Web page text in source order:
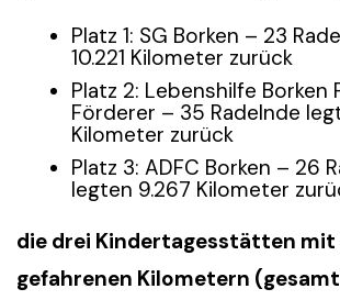
Platz 1: SG Borken – 23
10.221 Kilometer zurück
Platz 2: Lebenshilfe Borken
Förderer – 35 Radelnde
Kilometer zurück
Platz 3: ADFC Borken – 26
legten 9.267 Kilometer
die drei Kindertagesstätten mit
gefahrenen Kilometern